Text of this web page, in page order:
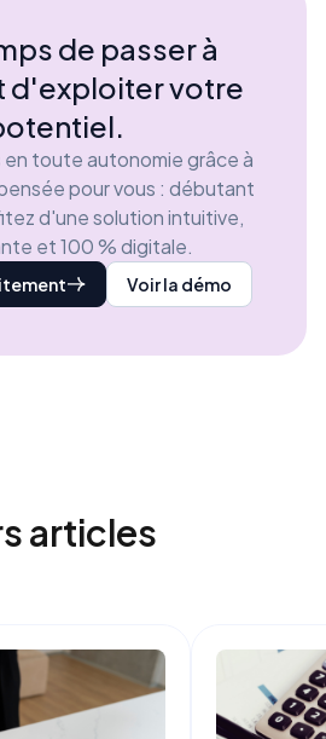
de passer à
d'exploiter votre
en toute autonomie grâce à
pour vous : débutant
d'une solution intuitive,
et 100 % digitale.
Voir la démo
articles